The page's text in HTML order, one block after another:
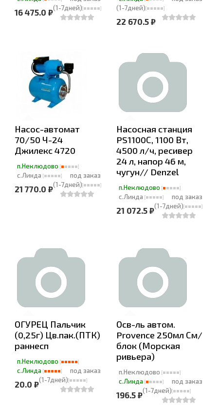
(1-7дней)
16 475.0 ₽
(1-7дней)
22 670.5 ₽
Насос-автомат
70/50 Ч-24
Джилекс 4720
п.Неклюдово
с.Линда
под заказ
(1-7дней)
21 770.0 ₽
Насосная станция
PS1100С, 1100 Вт,
4500 л/ч, ресивер
24 л, напор 46 м,
чугун// Denzel
п.Неклюдово
с.Линда
под заказ
(1-7дней)
21 072.5 ₽
ОГУРЕЦ Пальчик
(0,25г) Цв.пак.(ПТК)
раннесп
п.Неклюдово
с.Линда
под заказ
(1-7дней)
20.0 ₽
Осв-ль автом.
Provence 250мл См/
блок (Морская
ривьера)
п.Неклюдово
с.Линда
под заказ
(1-7дней)
196.5 ₽